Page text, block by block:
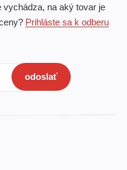
na aký tovar je
Prihláste sa k odberu
odoslať